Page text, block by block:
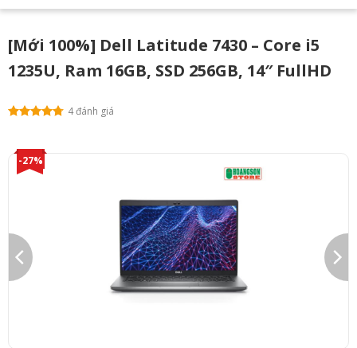
[Mới 100%] Dell Latitude 7430 – Core i5
1235U, Ram 16GB, SSD 256GB, 14″ FullHD
4 đánh giá
-27%